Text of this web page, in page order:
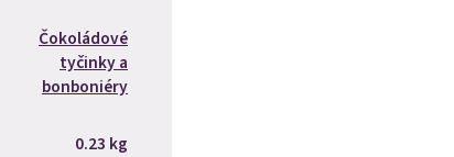
Čokoládové
tyčinky a
bonboniéry
0.23 kg